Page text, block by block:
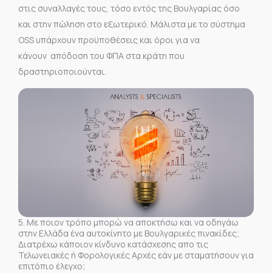
στις συναλλαγές τους, τόσο εντός της Βουλγαρίας όσο
και στην πώληση στο εξωτερικό. Μάλιστα με το σύστημα
OSS υπάρχουν προϋποθέσεις και όροι για να
κάνουν απόδοση του ΦΠΑ στα κράτη που
δραστηριοποιούνται.
5. Με ποιον τρόπο μπορώ να αποκτήσω και να οδηγάω
στην Ελλάδα ένα αυτοκίνητο με Βουλγαρικές πινακίδες;
Διατρέχω κάποιον κίνδυνο κατάσχεσης απο τις
Τελωνειακές ή Φορολογικές Αρχές εάν με σταματήσουν για
επιτόπιο έλεγχο;